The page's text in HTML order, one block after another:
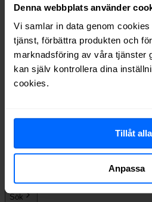
Denna webbplats använder
Vi samlar in data genom
tjänst, förbättra produkten och
marknadsföring av våra tjänster
kan själv kontrollera dina
cookies.
Tillåt alla
Anpassa
Avser sökningar där det finns fast
Procent
Boxer
Tele2
Fiber
38%
Telia
Fiber
38%
Comviq
Om du vill se exakt vilka
bredband på din adress iKåbdalispå
göra en snabb sökning här:
Sök